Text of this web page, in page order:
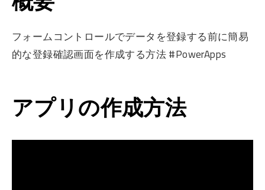
フォームコントロールでデータを登録する前に簡易
的な登録確認画面を作成する方法 #PowerApps
アプリの作成方法